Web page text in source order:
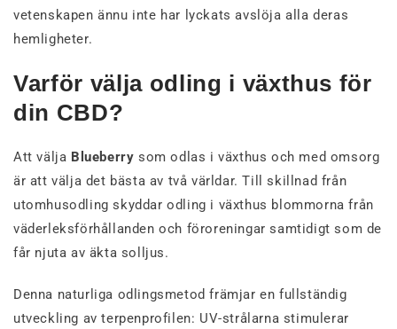
vetenskapen ännu inte har lyckats avslöja alla deras
hemligheter.
Varför välja odling i växthus för
din CBD?
Att välja Blueberry som odlas i växthus och med omsorg
är att välja det bästa av två världar. Till skillnad från
utomhusodling skyddar odling i växthus blommorna från
väderleksförhållanden och föroreningar samtidigt som de
får njuta av äkta solljus.
Denna naturliga odlingsmetod främjar en fullständig
utveckling av terpenprofilen: UV-strålarna stimulerar